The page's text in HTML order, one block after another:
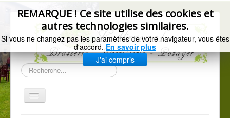
Rechercher
Basculer
REMARQUE ! Ce site utilise des cookies et
autres technologies similaires.
Si vous ne changez pas les paramètres de votre navigateur, vous êtes
d'accord. En savoir plus
J'ai compris
précédenteprécédent
suivant